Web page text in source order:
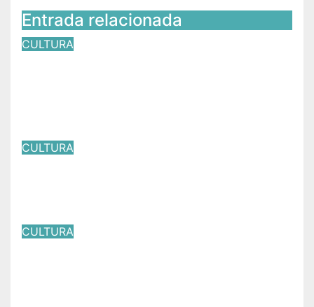
Entrada relacionada
CULTURA
CULTURA
CULTURA